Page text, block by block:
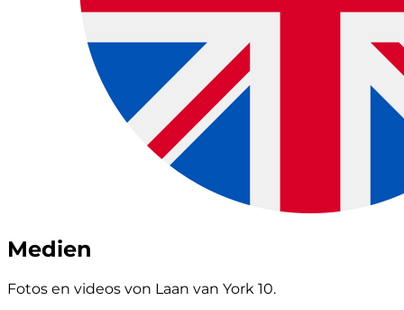
Medien
Fotos en videos von Laan van York 10.